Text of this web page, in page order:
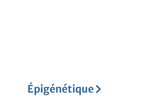
Épigénétique